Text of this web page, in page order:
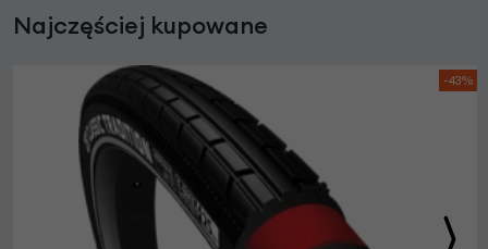
Najczęściej kupowane
-43%